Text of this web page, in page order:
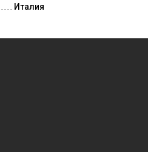
Италия